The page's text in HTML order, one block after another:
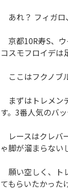
あれ？ フィガロ
京都10R寿S、
コスモフロイデは
ここはフクノブ
まずはトレメン
す。3番人気のバ
レースはクレバ
ゃ脚が溜まらない
願い空しく、ト
てもらいたかった